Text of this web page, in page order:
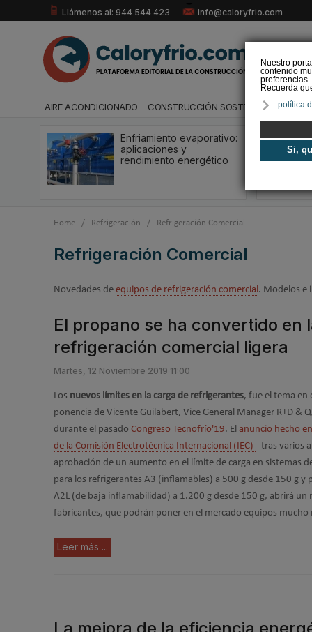
Nuestro
contenido
preferencias.
Recuerda
política
Si,
Llámenos al: 944 544 423 info@caloryfrio.com
AIRE ACONDICIONADO CONSTRUCCIÓN SOSTENIBLE
Enfriamiento evaporativo:
aplicaciones y
rendimiento energético
Home / Refrigeración / Refrigeración Comercial
Refrigeración Comercial
Novedades de equipos de refrigeración comercial . Modelos e
El propano se ha convertido
refrigeración comercial ligera
Martes, 12 Noviembre 2019 11:00
Los nuevos límites en la carga de refrigerantes, fue el tema en
ponencia de Vicente Guilabert, Vice General Manager R+D &
durante el pasado Congreso Tecnofrío'19. El anuncio hecho
de la Comisión Electrotécnica Internacional (IEC) - tras varios
aprobación de un aumento en el límite de carga en sistemas
para los refrigerantes A3 (inflamables) a 500 g desde 150 g y
A2L (de baja inflamabilidad) a 1.200 g desde 150 g, abrirá un
fabricantes, que podrán poner en el mercado equipos
Leer más ...
La mejora de la eficiencia